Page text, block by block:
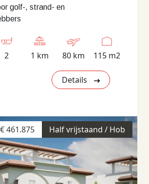
golf-, strand- en
2 1 km 80 km 115 m2
Details
Half vrijstaand / Hob
€ 461.875